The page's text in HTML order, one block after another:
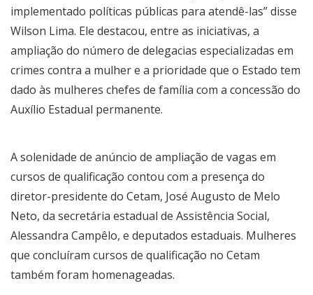
implementado políticas públicas para atendê-las” disse
Wilson Lima. Ele destacou, entre as iniciativas, a
ampliação do número de delegacias especializadas em
crimes contra a mulher e a prioridade que o Estado tem
dado às mulheres chefes de família com a concessão do
Auxílio Estadual permanente.
A solenidade de anúncio de ampliação de vagas em
cursos de qualificação contou com a presença do
diretor-presidente do Cetam, José Augusto de Melo
Neto, da secretária estadual de Assistência Social,
Alessandra Campêlo, e deputados estaduais. Mulheres
que concluíram cursos de qualificação no Cetam
também foram homenageadas.